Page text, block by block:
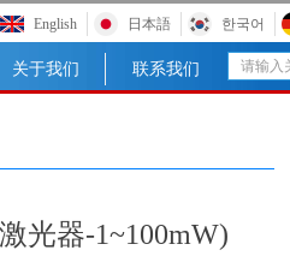
关于我们 联系我们
English 日本語 한국어
光器-1~100mW)